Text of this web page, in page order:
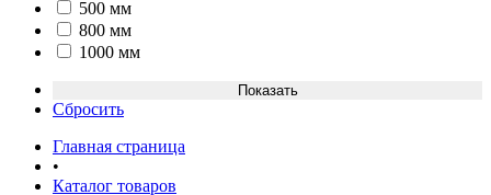
500 мм
800 мм
1000 мм
Сбросить
Главная страница
•
Каталог товаров